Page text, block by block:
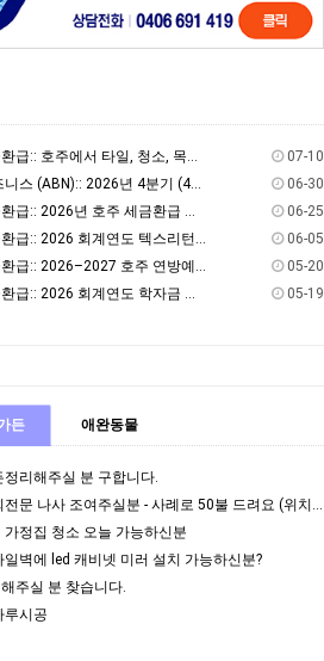
07-10
- 호주 비즈니스 (ABN):: 2026년 4분기 (4월-6월) ABN 사업자 GST/BAS …
06-30
06-25
06-05
05-20
05-19
든 애완동물
정리해주실 분 구합니다.
가정집 청소 오늘 가능하신분
일벽에 led 캐비넷 미러 설치 가능하신분?
주실 분 찾습니다.
루시공